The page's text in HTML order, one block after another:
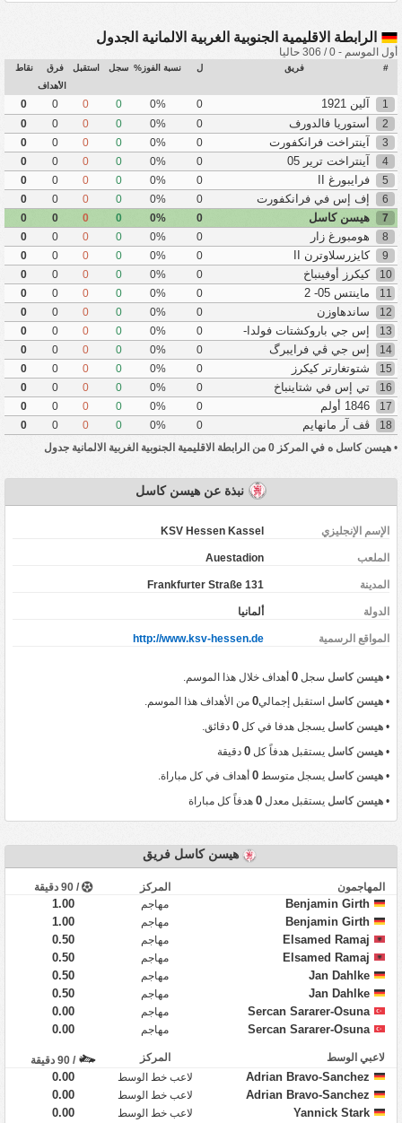
الرابطة الاقليمية الجنوبية الغربية الالمانية الجدول
أول الموسم - 0 / 306 حاليا
# فريق ل نسبة الفوز% سجل استقبل
فرق
الأهداف
نقاط
1 آلين 1921 0
0%
0
0
0
0
2
أستوريا فالدورف 0
0%
0
0
0
0
3
آينتراخت فرانكفورت 0
0%
0
0
0
0
4
آينتراخت ترير 05 0
0%
0
0
0
0
5
فرايبورغ II 0
0%
0
0
0
0
6
إف إس في فرانكفورت 0
0%
0
0
0
0
7
هيسن كاسل 0
0%
0
0
0
0
8
هومبورغ زار 0
0%
0
0
0
0
9
كايزرسلاوترن II 0
0%
0
0
0
0
10
كيكرز أوفينباخ 0
0%
0
0
0
0
11
ماينتس 05- 2 0
0%
0
0
0
0
12
ساندهاوزن 0
0%
0
0
0
0
13
إس جي باروكشتات فولدا-
ليهنيرتس
0
0%
0
0
0
0
14
إس جي ڤي فرايبرگ 0
0%
0
0
0
0
15
شتوتغارتر كيكرز 0
0%
0
0
0
0
16
تي إس في شتاينباخ 0
0%
0
0
0
0
17
0
0%
0
0
0
0
18
ڤف آر مانهايم 0
0%
0
0
0
0
• هيسن كاسل ه في المركز 0 من الرابطة الاقليمية الجنوبية الغربية الالمانية جدول
نبذة عن هيسن كاسل
الإسم الإنجليزي KSV Hessen Kassel
الملعب Auestadion
المدينة Frankfurter Straße 131
‏الدولة ألمانيا
المواقع الرسمية http://www.ksv-hessen.de
• هيسن كاسل سجل 0أهداف خلال هذا الموسم.
• هيسن كاسل استقبل إجمالي0من الأهداف هذا الموسم.
• هيسن كاسل يسجل هدفا في كل 0دقائق.
• هيسن كاسل يستقبل هدفاً كل 0دقيقة
• هيسن كاسل يسجل متوسط 0أهداف في كل مباراة.
• هيسن كاسل يستقبل معدل 0هدفاً كل مباراة
هيسن كاسل فريق
المهاجمون المركز / 90 دقيقة
Benjamin Girth مهاجم
1.00
Benjamin Girth
مهاجم
1.00
Elsamed Ramaj
مهاجم
0.50
Elsamed Ramaj
مهاجم
0.50
Jan Dahlke
مهاجم
0.50
Jan Dahlke
مهاجم
0.50
Sercan Sararer-Osuna
مهاجم
0.00
Sercan Sararer-Osuna
مهاجم 0.00
لاعبي الوسط المركز / 90 دقيقة
Adrian Bravo-Sanchez لاعب خط الوسط
0.00
Adrian Bravo-Sanchez
لاعب خط الوسط
0.00
Yannick Stark
لاعب خط الوسط
0.00